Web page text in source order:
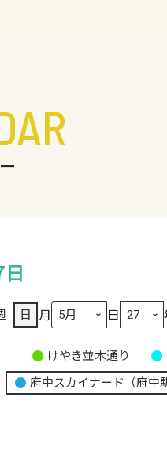
日 月 日
題
けやき並木通り
府中スカイナード（府中